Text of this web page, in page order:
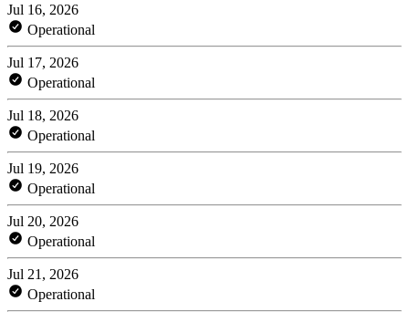
Jul 16, 2026
Operational
Jul 17, 2026
Operational
Jul 18, 2026
Operational
Jul 19, 2026
Operational
Jul 20, 2026
Operational
Jul 21, 2026
Operational